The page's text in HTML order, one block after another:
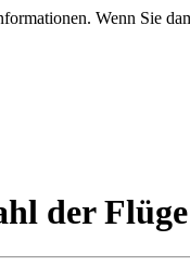
Wenn Sie
der